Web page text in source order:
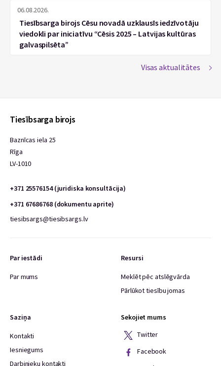
06.08.2026.
Tiesībsarga birojs Cēsu novadā uzklausīs iedzīvotāju
viedokli par iniciatīvu “Cēsis 2025 – Latvijas kultūras
galvaspilsēta”
Visas aktualitātes
Tiesībsarga birojs
Baznīcas iela 25
Rīga
LV-1010
+371 25576154 (juridiska konsultācija)
+371 67686768 (dokumentu aprite)
tiesibsargs@tiesibsargs.lv
Par iestādi
Par mums
Resursi
Meklēt pēc atslēgvārda
Pārlūkot tiesību jomas
Saziņa
Kontakti
Iesniegums
Darbinieku kontakti
Sekojiet mums
Twitter
Facebook